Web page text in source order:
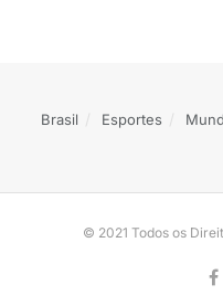
Brasil Esportes
© 2021 Todos os